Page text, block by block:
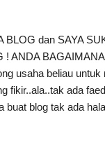
BLOG dan SAYA
! ANDA
usaha beliau
fikir..ala..tak ada
buat blog tak ada